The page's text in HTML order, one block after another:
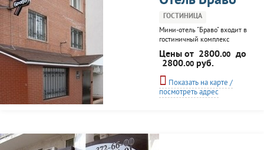
ГОСТИНИЦА
Мини-отель "Браво" входит в
гостиничный комплекс
"Браво", в городе Самаре.
Номерной фонд - 5 номеров
"стандарт" европейского
уровня комфортности с
кабельным TV, Wi-Fi,
рабочим столом,
Цены от 2800.00 до
2800.00 руб.
Показать на карте /
посмотреть адрес